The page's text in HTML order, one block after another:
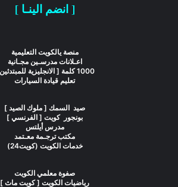
[ انضم الينـا ]
منصة يالكويت التعليمية
اعـلانات مدرسـين مجـانية
1000 كلمة [ الانجليزية للمبتدئين ]
تعليم قيادة السيارات
صيد السمك [ ملوك الصيد ]
بونجور كويت [ الفرنسي ]
مدرس أيلتس
مكتب ترجـمة معـتمد
خدمات الكويت (كويت24)
صفوة معلمي الكويت
رياضيات الكويت [ كويت ماث ]